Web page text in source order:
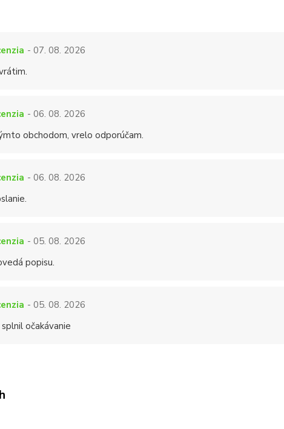
- 07. 08. 2026
- 06. 08. 2026
obchodom, vrelo odporúčam.
- 06. 08. 2026
- 05. 08. 2026
popisu.
- 05. 08. 2026
očakávanie